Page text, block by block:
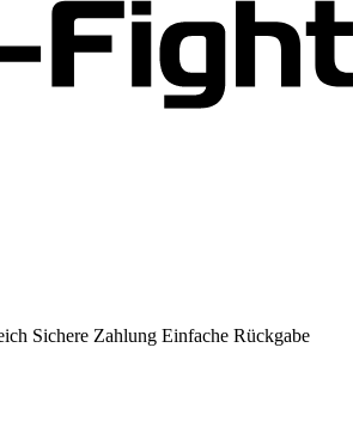
Sichere Zahlung Einfache Rückgabe